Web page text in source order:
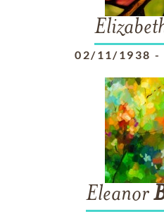
02/11/1938 -
Eleanor